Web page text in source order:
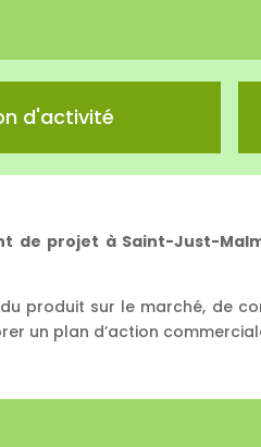
d'activité
de projet à Saint-Just-
produit sur le marché, de
un plan d’action